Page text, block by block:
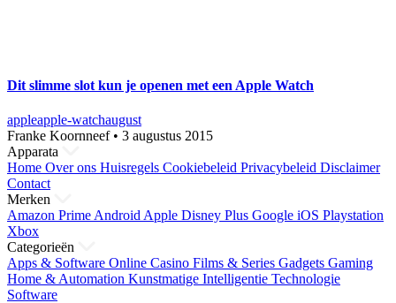
Dit slimme slot kun je openen met een Apple Watch
appleapple-watchaugust
Franke Koornneef• 3 augustus 2015
Apparata
Home Over ons Huisregels Cookiebeleid Privacybeleid Disclaimer
Contact
Merken
Amazon Prime Android Apple Disney Plus Google iOS Playstation
Xbox
Categorieën
Apps & Software Online Casino Films & Series Gadgets Gaming
Home & Automation Kunstmatige Intelligentie Technologie
Software